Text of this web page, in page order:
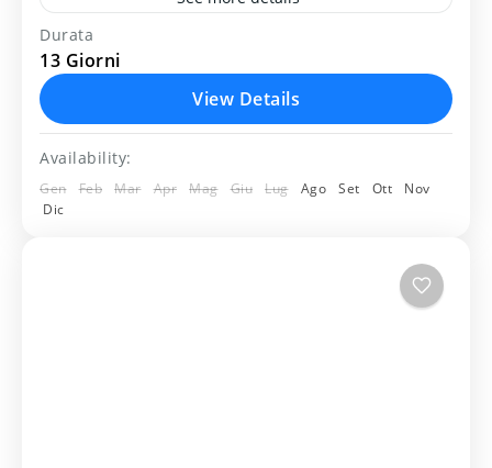
bukhara
Itinarario del viaggio 13 giorni in
Uzbekistan: Tashkent –Urgench – Khiva –
Ayazkala - Khiva - Bukhara – Nurata -
Durata
13 Giorni
View Details
Availability:
Gen Feb Mar Apr Mag Giu Lug Ago Set Ott
Nov
Dic